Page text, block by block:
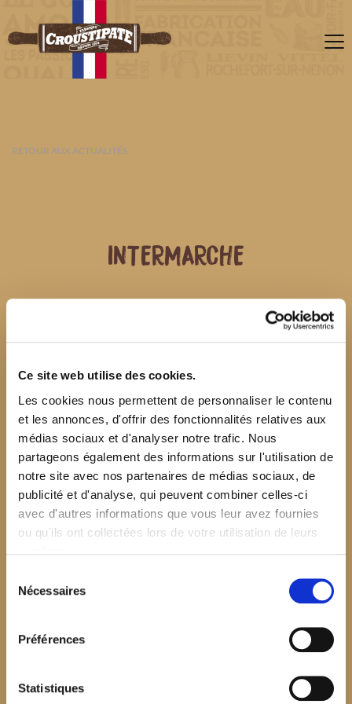
Ce site web utilise des cookies.
Les cookies nous permettent de personnaliser le contenu
et les annonces, d'offrir des fonctionnalités relatives aux
médias sociaux et d'analyser notre trafic. Nous
partageons également des informations sur l'utilisation de
notre site avec nos partenaires de médias sociaux, de
publicité et d'analyse, qui peuvent combiner celles-ci
avec d'autres informations que vous leur avez fournies
ou qu'ils ont collectées lors de votre utilisation de leurs
Nécessaires
Préférences
Statistiques
RETOUR AUX ACTUALITÉS
INTERMARCHE